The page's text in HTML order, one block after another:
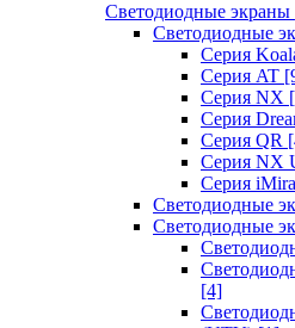
Светодиодные экраны
Светодиодные
Cерия
Серия AT
Серия NX
Серия
Серия QR
Серия NX
Серия
Светодиодные
Светодиодные
[4]